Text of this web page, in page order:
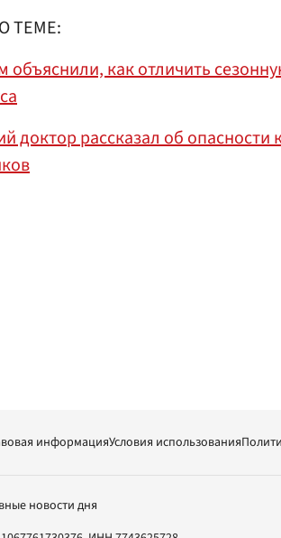
ТЕМЕ:
объяснили, как отличить
доктор рассказал об опасности
информацияУсловия использования
новости дня